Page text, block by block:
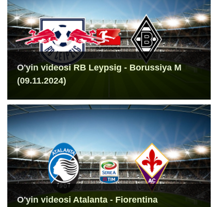
O'yin videosi RB Leypsig - Borussiya M
(09.11.2024)
O'yin videosi Atalanta - Fiorentina